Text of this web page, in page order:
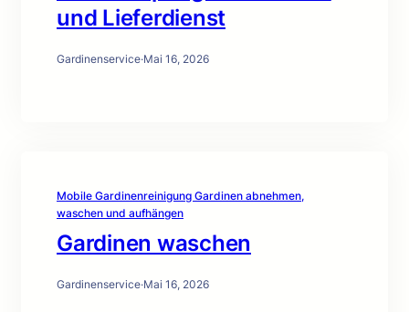
und Lieferdienst
Gardinenservice·Mai 16, 2026
Mobile Gardinenreinigung Gardinen abnehmen,
waschen und aufhängen
Gardinen waschen
Gardinenservice·Mai 16, 2026